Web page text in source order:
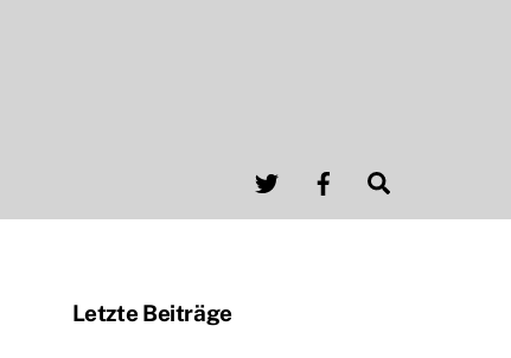
Twitter Facebook
Letzte Beiträge